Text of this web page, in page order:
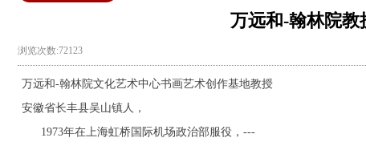
万远和-翰林院教
浏览次数:72123
万远和-翰林院文化艺术中心书画艺术创作基地教授
安徽省长丰县吴山镇人，
1973年在上海虹桥国际机场政治部服役，---